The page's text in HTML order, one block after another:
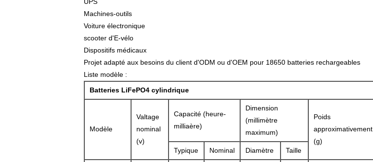
Machines-outils
Voiture électronique
scooter d'E-vélo
Dispositifs médicaux
Projet adapté aux besoins du client d'ODM ou d'OEM pour 18650 batteries rechargeables
Liste modèle :
Batteries LiFePO4 cylindrique
Modèle
Valtage
nominal
(v)
Capacité (heure-
milliaère)
Dimension
(millimètre
maximum)
Poids
approximativement
(g)
Typique
Nominal Diamètre Taille